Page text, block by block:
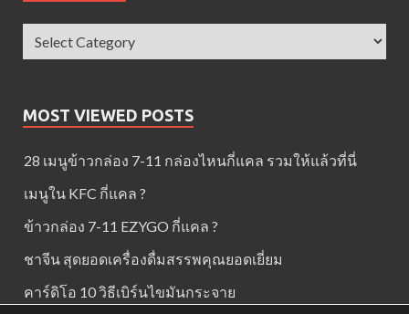
MOST VIEWED POSTS
28 เมนูข้าวกล่อง 7-11 กล่องไหนกี่แคล รวมให้แล้วที่นี่
เมนูใน KFC กี่แคล ?
ข้าวกล่อง 7-11 EZYGO กี่แคล ?
ชาจีน สุดยอดเครื่องดื่มสรรพคุณยอดเยี่ยม
คาร์ดิโอ 10 วิธีเบิร์นไขมันกระจาย